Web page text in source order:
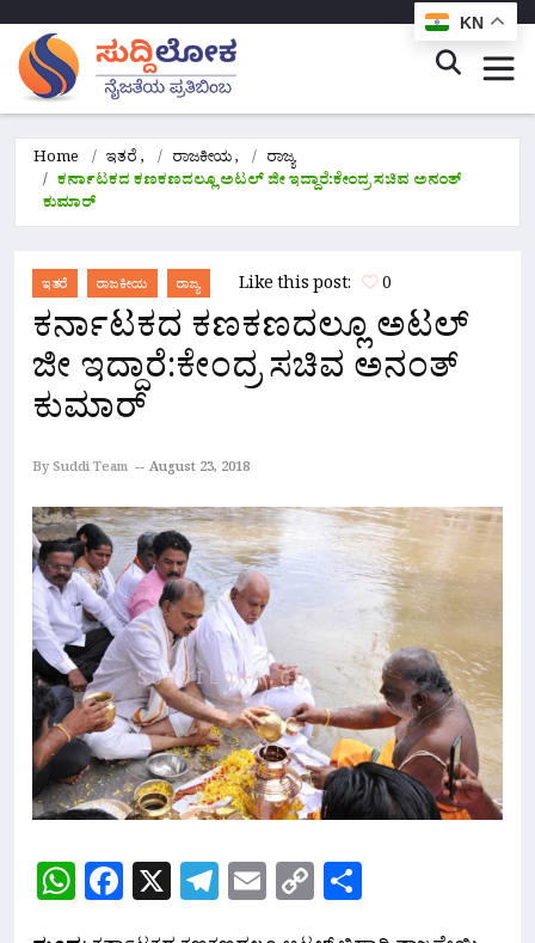
Home ಇತರೆ, ರಾಜಕೀಯ,
ರಾಜ್ಯ
ಕರ್ನಾಟಕದ ಕಣಕಣದಲ್ಲೂ ಅಟಲ್ ಜೀ ಇದ್ದಾರೆ:ಕೇಂದ್ರ ಸಚಿವ ಅನಂತ್
ಕುಮಾರ್
ಇತರೆ ರಾಜಕೀಯ ರಾಜ್ಯ Like this post: 0
ಕರ್ನಾಟಕದ ಕಣಕಣದಲ್ಲೂ ಅಟಲ್
ಜೀ ಇದ್ದಾರೆ:ಕೇಂದ್ರ ಸಚಿವ ಅನಂತ್
ಕುಮಾರ್
By Suddi Team August 23, 2018
WhatsApp
Facebook
X Telegram
Email
Copy
Link
KN